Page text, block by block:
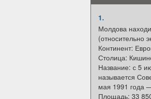
1.
Молдова
(относительно
Континент:
Столица:
Название: с 5
называется
мая 1991 года
Площадь: 33